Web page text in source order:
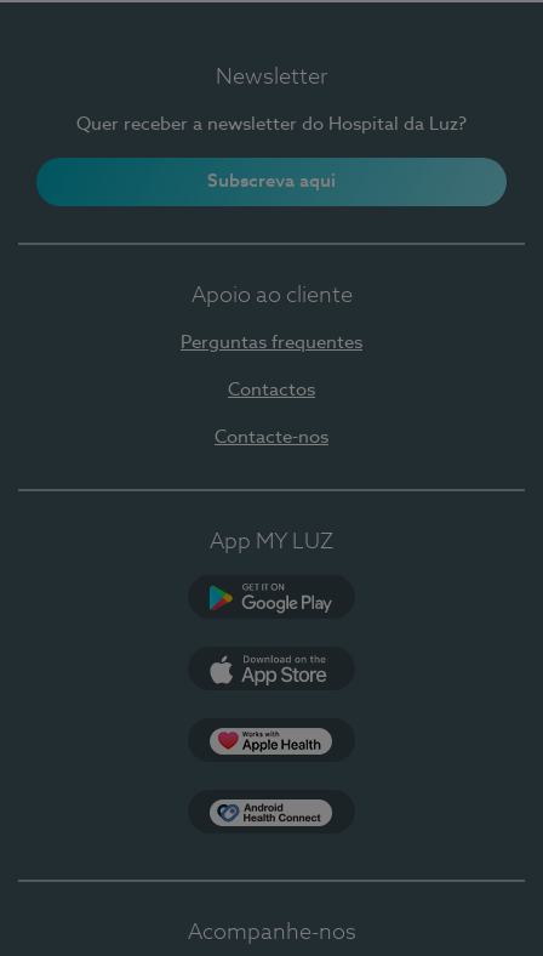
Newsletter
Quer receber a newsletter do Hospital da Luz?
Subscreva aqui
Apoio ao cliente
Perguntas frequentes
Contactos
Contacte-nos
App MY LUZ
Acompanhe-nos